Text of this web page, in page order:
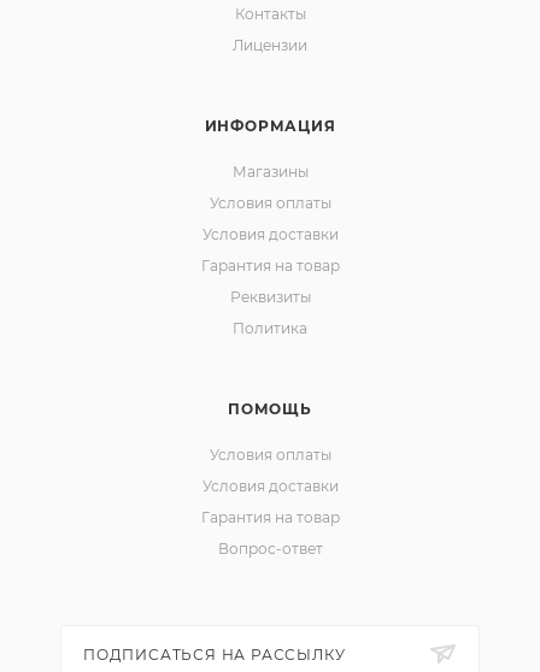
Контакты
Лицензии
ИНФОРМАЦИЯ
Магазины
Условия оплаты
Условия доставки
Гарантия на товар
Реквизиты
Политика
ПОМОЩЬ
Условия оплаты
Условия доставки
Гарантия на товар
Вопрос-ответ
ПОДПИСАТЬСЯ НА РАССЫЛКУ